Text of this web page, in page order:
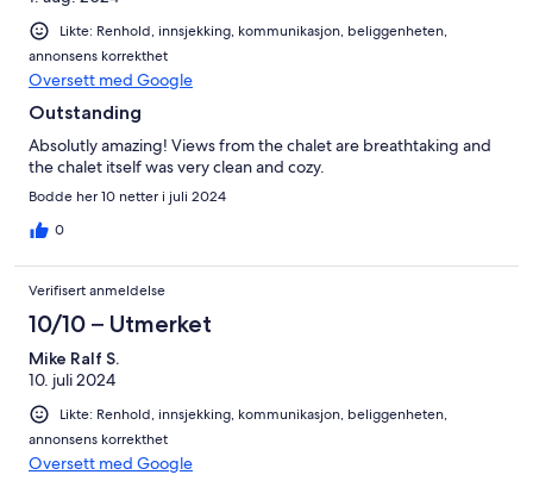
Likte: Renhold, innsjekking, kommunikasjon, beliggenheten,
annonsens korrekthet
Oversett med Google
Outstanding
Absolutly amazing! Views from the chalet are breathtaking and
the chalet itself was very clean and cozy.
Bodde her 10 netter i juli 2024
0
Verifisert anmeldelse
10/10 – Utmerket
Mike Ralf S.
10. juli 2024
Likte: Renhold, innsjekking, kommunikasjon, beliggenheten,
annonsens korrekthet
Oversett med Google